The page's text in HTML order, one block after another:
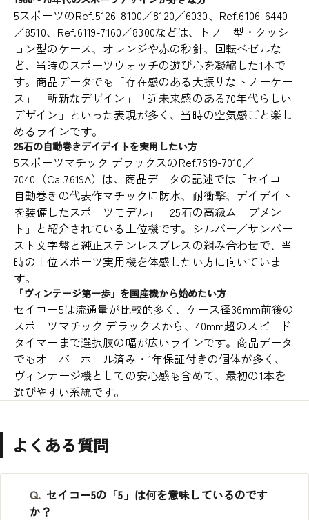
5スポーツのRef.5126-8100／8120／6030、Ref.6106-6440
／8510、Ref.6119-7160／8300などは、トノー型・クッシ
ョン型のケース、オレンジや赤の秒針、回転ベゼルな
ど、当時のスポーツウォッチの遊び心を凝縮した1本で
す。商品データでも「存在感のある大振りなトノーケー
ス」「斬新なデザイン」「近未来感のある70年代らしい
デザイン」といった表現が多く、当時の空気感ごと楽し
めるラインです。
25石の自動巻きデイデイトを実用したい方
5スポーツマチック デラックスのRef.7619-7010／
7040（Cal.7619A）は、商品データの記述では「セイコー
自動巻きの代表作マチックに防水、耐衝撃、デイデイト
を装備したスポーツモデル」「25石の高級ムーブメン
ト」と紹介されている上位機です。シルバー／サンバー
スト文字盤と純正ステンレスブレスの組み合わせで、当
時の上位スポーツ実用機を体感したい方に向いていま
す。
「ヴィンテージ第一歩」を国産機から始めたい方
セイコー5は流通量が比較的多く、ケース径36mm前後の
スポーツマチック デラックスから、40mm超のスピード
タイマーまで選択肢の幅が広いラインです。商品データ
でもオーバーホール済み・1年保証付きの個体が多く、
ヴィンテージ機としての安心感も含めて、最初の1本を
選びやすい系統です。
よくある質問
Q. セイコー5の「5」は何を意味しているのです
か？